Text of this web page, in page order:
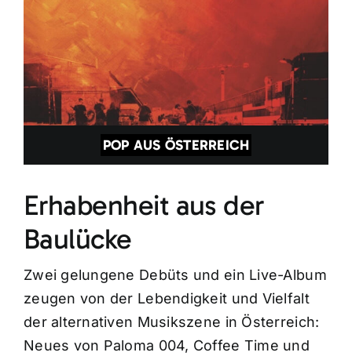
POP AUS ÖSTERREICH
Erhabenheit aus der
Baulücke
Zwei gelungene Debüts und ein Live-Album
zeugen von der Lebendigkeit und Vielfalt
der alternativen Musikszene in Österreich:
Neues von Paloma 004, Coffee Time und